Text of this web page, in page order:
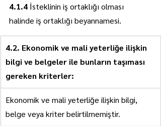
4.1.4 İsteklinin iş ortaklığı olması
halinde iş ortaklığı beyannamesi.
4.2. Ekonomik ve mali yeterliğe ilişkin
bilgi ve belgeler ile bunların taşıması
gereken kriterler:
Ekonomik ve mali yeterliğe ilişkin bilgi,
belge veya kriter belirtilmemiştir.